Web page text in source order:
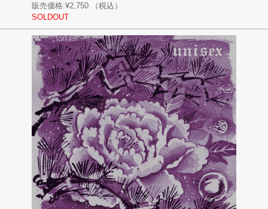
販売価格:¥2,750
（税込）
SOLDOUT